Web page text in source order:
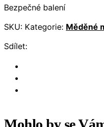
Bezpečné balení
SKU: Kategorie: Měděné
Sdílet: